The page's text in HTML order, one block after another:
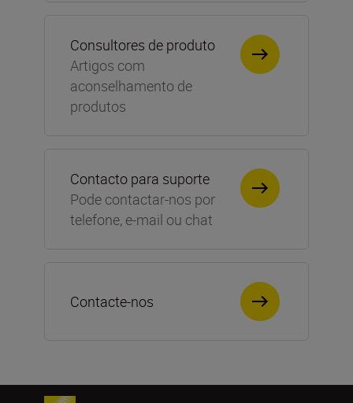
Consultores de produto
Artigos com
aconselhamento de
produtos
Contacto para suporte
Pode contactar-nos por
telefone, e-mail ou chat
Contacte-nos